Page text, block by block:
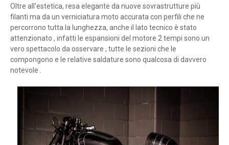
Oltre all'estetica, resa elegante da nuove sovrastrutture più
filanti ma da un verniciatura moto accurata con perfili che ne
percorrono tutta la lunghezza, anche il lato tecnico è stato
attenzionato , infatti le espansioni del motore 2 tempi sono un
vero spettacolo da osservare , tutte le sezioni che le
compongono e le relative saldature sono qualcosa di davvero
notevole .